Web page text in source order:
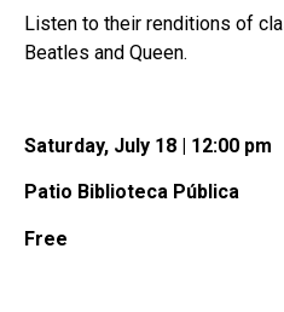
Listen to their renditions of
Beatles and Queen.
Saturday, July 18 | 12:00 pm
Patio Biblioteca Pública
Free